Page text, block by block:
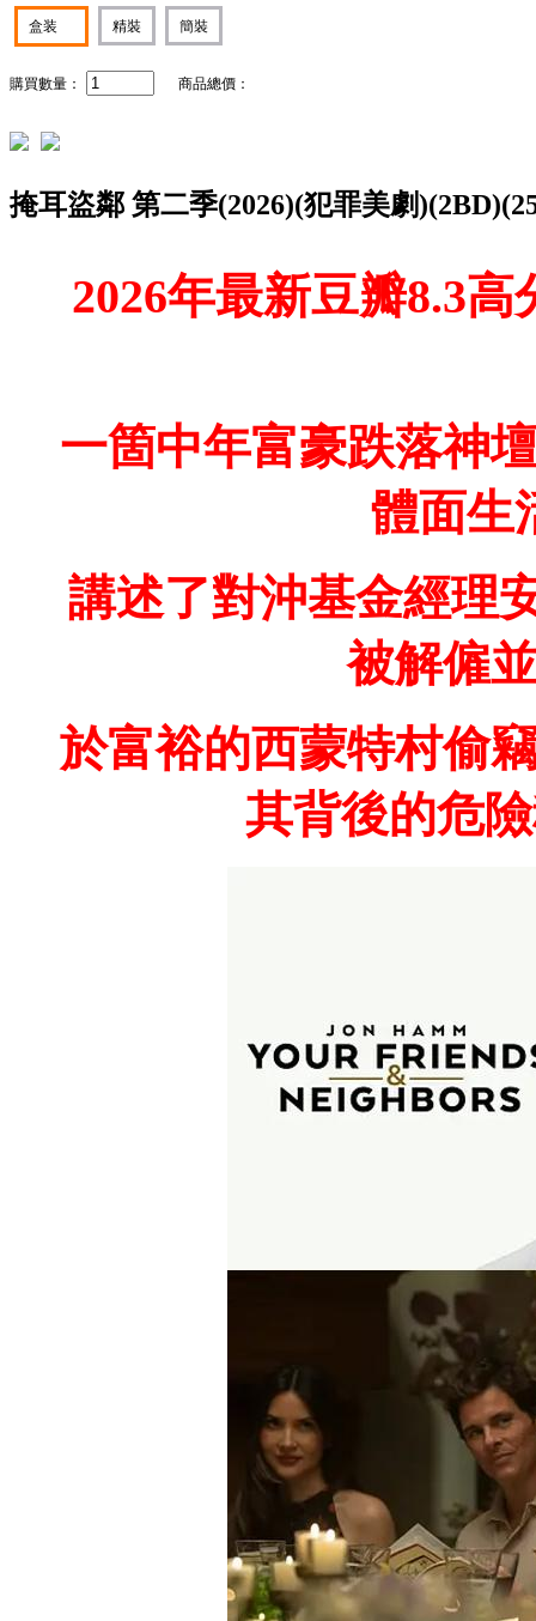
盒装 精裝 簡裝
購買數量： 商品總價：
掩耳盜鄰 第二季(2026)(犯罪美劇
2026年最新豆瓣8.3
一箇中年富豪跌落神
體面生
講述了對沖基金經理
被解僱
於富裕的西蒙特村偷
其背後的危